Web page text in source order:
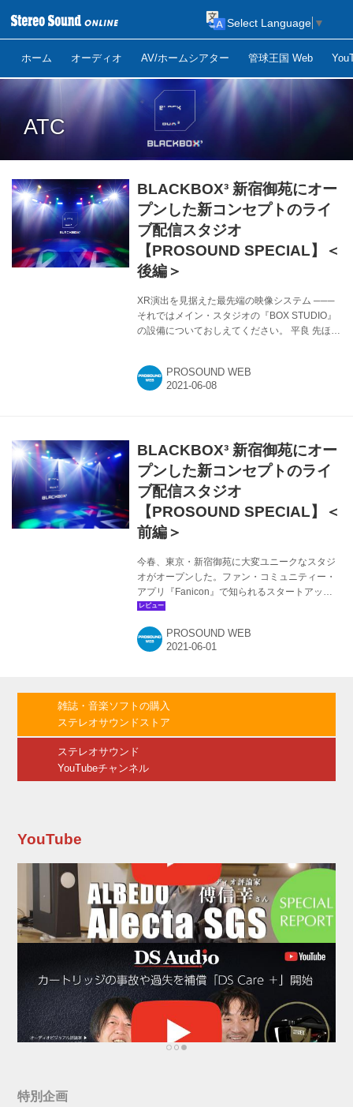
ホーム オーディオ AV/ホームシアター 管球王国 Web
Select Language ▼
ATC
BLACKBOX³ 新宿御苑にオー
プンした新コンセプトのライ
ブ配信スタジオ
【PROSOUND SPECIAL】＜
後編＞
XR演出を見据えた最先端の映像システム ───
それではメイン・スタジオの『BOX STUDIO』
の設備についておしえてください。 平良 先ほど
の頭の中にあったのは凄くシンプルで、“LEDパ
ネルが常設された最先端の技術が使えるスタジ
来にわたって拡張できるようにしてほしいとい
うことをお伝えしました。 ─── 壁面のLEDパ
ネルは、高さ4メートル、幅9メートルと凄い迫
力です。...
PROSOUND WEB
BLACKBOX³ 新宿御苑にオー
プンした新コンセプトのライ
ブ配信スタジオ
【PROSOUND SPECIAL】＜
前編＞
今春、東京・新宿御苑に大変ユニークなスタジ
オがオープンした。ファン・コミュニティー・
アプリ『Fanicon』で知られるスタートアップ
企業、THECOOが開設した『BLACKBOX³（ブ
像収録に対応した、まったく新しいコンセプト
のスタジオ。『BOX STUDIO』と名付けられた
といった最新鋭の機材によって、仮設のライ
ブ・スペースやスタジオでは不可能なハイ・レ
PROSOUND WEB
雑誌・音楽ソフトの購入
ステレオサウンドストア
ステレオサウンド
YouTubeチャンネル
YouTube
特別企画